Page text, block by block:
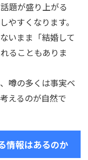
題が盛り上がる
やすくなります。
いまま「結婚して
ることもありま
噂の多くは事実ベ
えるのが自然で
情報はあるのか